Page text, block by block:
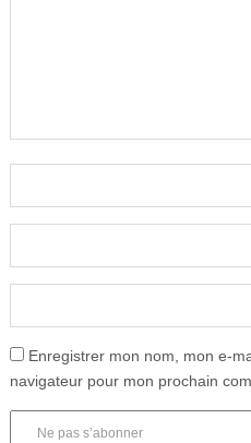
Enregistrer mon nom, mon e-
navigateur pour mon prochain